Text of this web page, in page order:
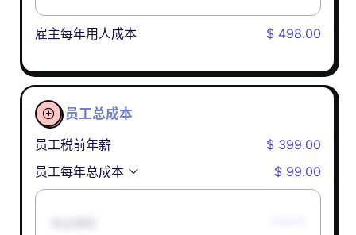
雇主每年用人成本 $ 498.00

员工总成本
员工税前年薪
$ 399.00
员工每年总成本
$ 99.00